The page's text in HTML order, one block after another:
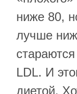
ниже 80,
лучше
LDL. И
диетой.